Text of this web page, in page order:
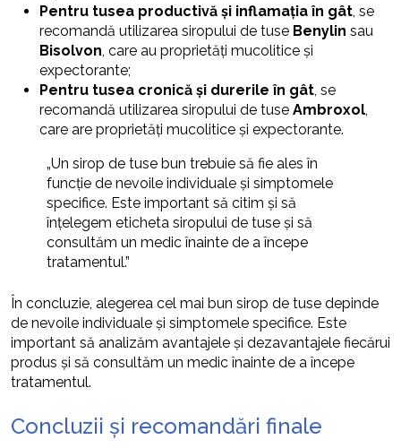
Pentru tusea productivă și inflamația în gât , se
recomandă utilizarea siropului de tuse Benylin sau
Bisolvon , care au proprietăți mucolitice și
expectorante;
Pentru tusea cronică și durerile în gât , se
recomandă utilizarea siropului de tuse Ambroxol
care are proprietăți mucolitice și expectorante.
„Un sirop de tuse bun trebuie să fie ales în
funcție de nevoile individuale și simptomele
specifice. Este important să citim și să
înțelegem eticheta siropului de tuse și să
consultăm un medic înainte de a începe
tratamentul.”
În concluzie, alegerea cel mai bun sirop de tuse depinde
de nevoile individuale și simptomele specifice. Este
important să analizăm avantajele și dezavantajele fiecărui
produs și să consultăm un medic înainte de a începe
tratamentul.
Concluzii și recomandări finale